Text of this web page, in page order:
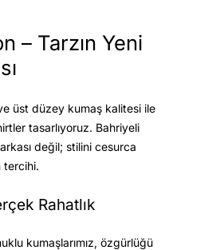
– Tarzın Yeni
üst düzey kumaş kalitesiile
tasarlıyoruz. Bahriyeli
değil; stilini cesurca
tercihi.
Rahatlık
kumaşlarımız, özgürlüğü